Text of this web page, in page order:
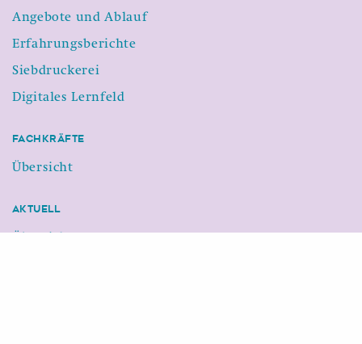
Angebote und Ablauf
Erfahrungsberichte
Siebdruckerei
Digitales Lernfeld
Fachkräfte
Übersicht
Aktuell